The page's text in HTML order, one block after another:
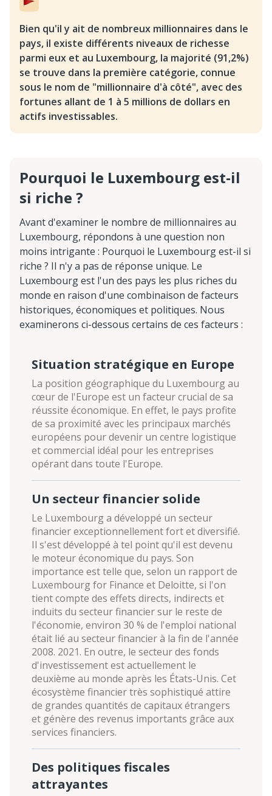
Bien qu'il y ait de nombreux millionnaires dans le
pays, il existe différents niveaux de richesse
parmi eux et au Luxembourg, la majorité (91,2%)
se trouve dans la première catégorie, connue
sous le nom de "millionnaire d'à côté", avec des
fortunes allant de 1 à 5 millions de dollars en
actifs investissables.
Pourquoi le Luxembourg est-il
si riche ?
Avant d'examiner le nombre de millionnaires au
Luxembourg, répondons à une question non
moins intrigante : Pourquoi le Luxembourg est-il si
riche ? Il n'y a pas de réponse unique. Le
Luxembourg est l'un des pays les plus riches du
monde en raison d'une combinaison de facteurs
historiques, économiques et politiques. Nous
examinerons ci-dessous certains de ces facteurs :
Situation stratégique en Europe
La position géographique du Luxembourg au
cœur de l'Europe est un facteur crucial de sa
réussite économique. En effet, le pays profite
de sa proximité avec les principaux marchés
européens pour devenir un centre logistique
et commercial idéal pour les entreprises
opérant dans toute l'Europe.
Un secteur financier solide
Le Luxembourg a développé un secteur
financier exceptionnellement fort et diversifié.
Il s'est développé à tel point qu'il est devenu
le moteur économique du pays. Son
importance est telle que, selon un rapport de
Luxembourg for Finance et Deloitte, si l'on
tient compte des effets directs, indirects et
induits du secteur financier sur le reste de
l'économie, environ 30 % de l'emploi national
était lié au secteur financier à la fin de l'année
2008. 2021. En outre, le secteur des fonds
d'investissement est actuellement le
deuxième au monde après les États-Unis. Cet
écosystème financier très sophistiqué attire
de grandes quantités de capitaux étrangers
et génère des revenus importants grâce aux
services financiers.
Des politiques fiscales
attrayantes